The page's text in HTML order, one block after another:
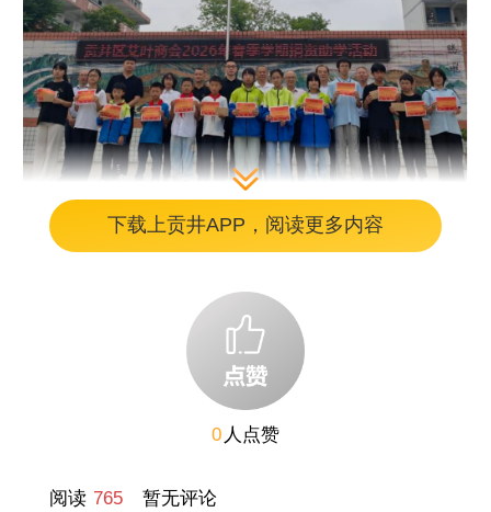
自2020年以来，艾叶商会已连续六年在自贡八
中开展助学助教行动，累计开展公益帮扶12
次，惠及师生300余人，筹集爱心善款15万余
元，用持之以恒的善举为辖区基础教育高质量
发展注入温暖力量。
下载上贡井APP，阅读更多内容
0 人点赞
阅读 765 暂无评论